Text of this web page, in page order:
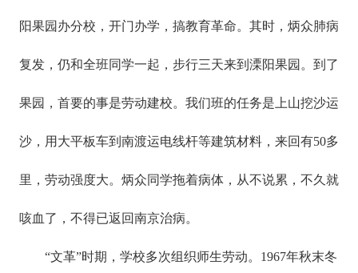
阳果园办分校，开门办学，搞教育革命。其时，炳众肺病
复发，仍和全班同学一起，步行三天来到溧阳果园。到了
果园，首要的事是劳动建校。我们班的任务是上山挖沙运
沙，用大平板车到南渡运电线杆等建筑材料，来回有50多
里，劳动强度大。炳众同学拖着病体，从不说累，不久就
咳血了，不得已返回南京治病。
“文革”时期，学校多次组织师生劳动。1967年秋末冬